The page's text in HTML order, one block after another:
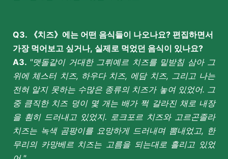
Q3. 《치즈》에는 어떤 음식들이 나오나요? 편집하면서
가장 먹어보고 싶거나, 실제로 먹었던 음식이 있나요?
A3. "맷돌같이 거대한 그뤼예르 치즈를 밑받침 삼아 그
위에 체스터 치즈, 하우다 치즈, 에담 치즈, 그리고 나는
전혀 알지 못하는 수많은 종류의 치즈가 놓여 있었어. 그
중 큼직한 치즈 덩이 몇 개는 배가 쩍 갈라진 채로 내장
을 훤히 드러내고 있었지. 로크포르 치즈와 고르곤졸라
치즈는 녹색 곰팡이를 요망하게 드러내며 뽐내었고, 한
무리의 카망베르 치즈는 고름을 되는대로 흘리고 있었